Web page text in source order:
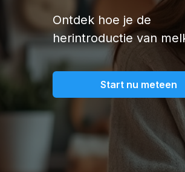
Ontdek hoe je de
herintroductie van
Start nu meteen